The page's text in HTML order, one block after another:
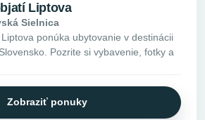
Liptova
Sielnica
ponúka ubytovanie v destinácii
Pozrite si vybavenie, fotky a
Zobraziť ponuky